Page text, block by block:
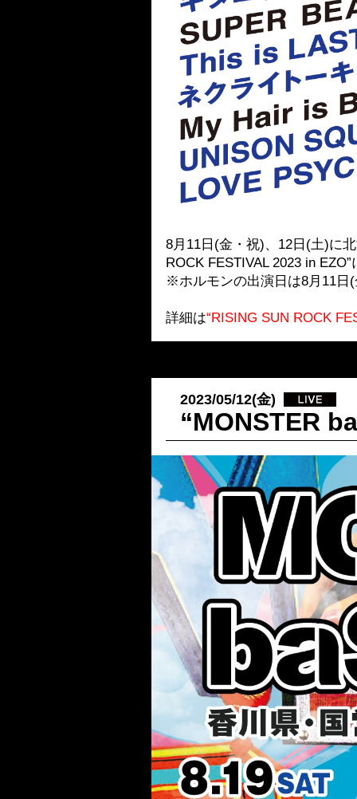
8月11日(金・祝)、12日(土)に
ROCK FESTIVAL 2023 in
※ホルモンの出演日は8月11日
詳細は“RISING SUN ROCK
2023/05/12(金)
“MONSTER